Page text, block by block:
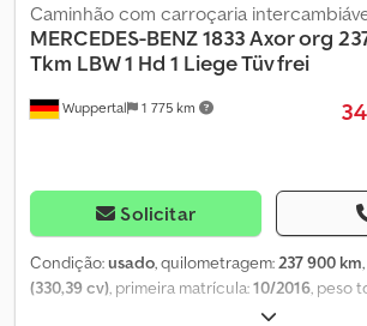
Wuppertal 1 775 km
Caminhão com carroçaria
MERCEDES-BENZ1833 Axor org
Tkm LBW 1 Hd 1 Liege Tüv frei
Solicitar
Condição:usado, quilometragem:237 900 km
(330,39 cv), primeira matrícula:10/2016, peso
, próxima